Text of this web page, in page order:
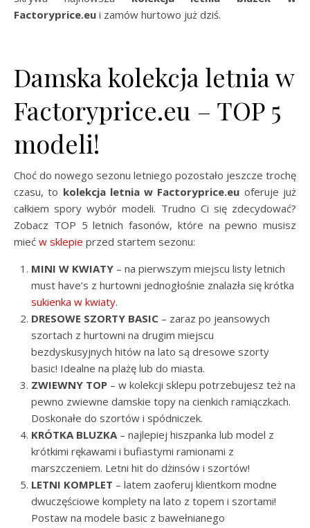
Factoryprice.eu i zamów hurtowo już dziś.
Damska kolekcja letnia w
Factoryprice.eu – TOP 5
modeli!
Choć do nowego sezonu letniego pozostało jeszcze trochę
czasu, to kolekcja letnia w Factoryprice.eu oferuje już
całkiem spory wybór modeli. Trudno Ci się zdecydować?
Zobacz TOP 5 letnich fasonów, które na pewno musisz
mieć w sklepie przed startem sezonu:
MINI W KWIATY – na pierwszym miejscu listy letnich
must have’s z hurtowni jednogłośnie znalazła się krótka
sukienka w kwiaty.
DRESOWE SZORTY BASIC – zaraz po jeansowych
szortach z hurtowni na drugim miejscu
bezdyskusyjnych hitów na lato są dresowe szorty
basic! Idealne na plażę lub do miasta.
ZWIEWNY TOP – w kolekcji sklepu potrzebujesz też na
pewno zwiewne damskie topy na cienkich ramiączkach.
Doskonałe do szortów i spódniczek.
KRÓTKA BLUZKA– najlepiej hiszpanka lub model z
krótkimi rękawami i bufiastymi ramionami z
marszczeniem. Letni hit do dżinsów i szortów!
LETNI KOMPLET – latem zaoferuj klientkom modne
dwuczęściowe komplety na lato z topem i szortami!
Postaw na modele basic z bawełnianego